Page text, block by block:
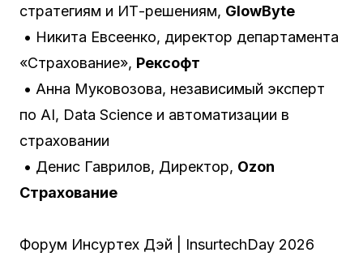
стратегиям и ИТ-решениям, GlowByte
• Никита Евсеенко, директор департамента
«Страхование», Рексофт
• Анна Муковозова, независимый эксперт
по AI, Data Science и автоматизации в
страховании
• Денис Гаврилов, Директор, Ozon
Страхование
Форум Инсуртех Дэй | InsurtechDay 2026